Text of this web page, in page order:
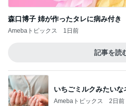
記事を読む
Amebaトピックス 2日前
夫婦喧嘩でマザコンを
Amebaトピックス 1日前